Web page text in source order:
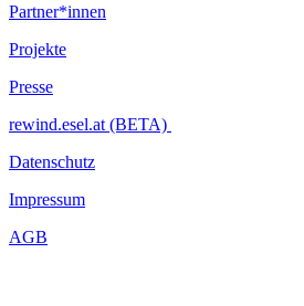
Partner*innen
Projekte
Presse
rewind.esel.at (BETA)
Datenschutz
Impressum
AGB